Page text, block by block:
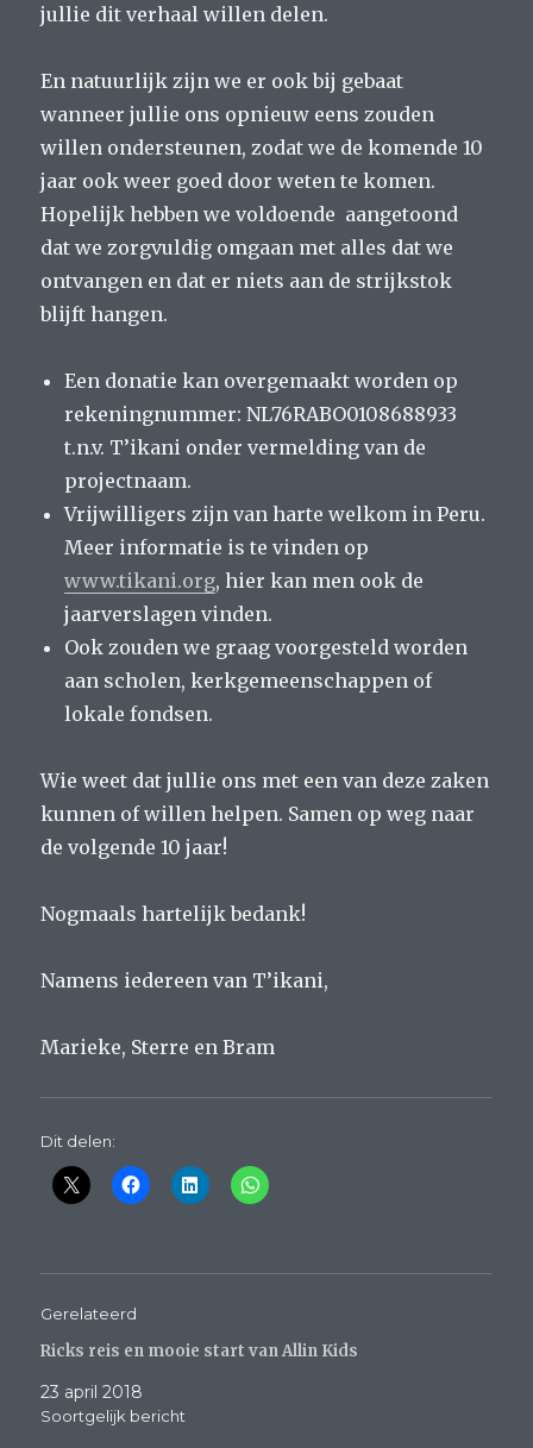
jullie dit verhaal willen delen.
En natuurlijk zijn we er ook bij gebaat
wanneer jullie ons opnieuw eens zouden
willen ondersteunen, zodat we de komende 10
jaar ook weer goed door weten te komen.
Hopelijk hebben we voldoende aangetoond
dat we zorgvuldig omgaan met alles dat we
ontvangen en dat er niets aan de strijkstok
blijft hangen.
Een donatie kan overgemaakt worden op
rekeningnummer: NL76RABO0108688933
t.n.v. T’ikani onder vermelding van de
projectnaam.
Vrijwilligers zijn van harte welkom in Peru.
Meer informatie is te vinden op
www.tikani.org, hier kan men ook de
jaarverslagen vinden.
Ook zouden we graag voorgesteld worden
aan scholen, kerkgemeenschappen of
lokale fondsen.
Wie weet dat jullie ons met een van deze zaken
kunnen of willen helpen. Samen op weg naar
de volgende 10 jaar!
Nogmaals hartelijk bedank!
Namens iedereen van T’ikani,
Marieke, Sterre en Bram
Dit delen:
Gerelateerd
Ricks reis en mooie start van Allin Kids
23 april 2018
Soortgelijk bericht